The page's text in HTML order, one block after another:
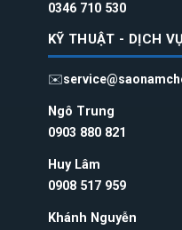
0346 710 530
KỸ THUẬT - DỊCH VỤ
✉️
Ngô Trung
0903 880 821
Huy Lâm
0908 517 959
Khánh Nguyễn